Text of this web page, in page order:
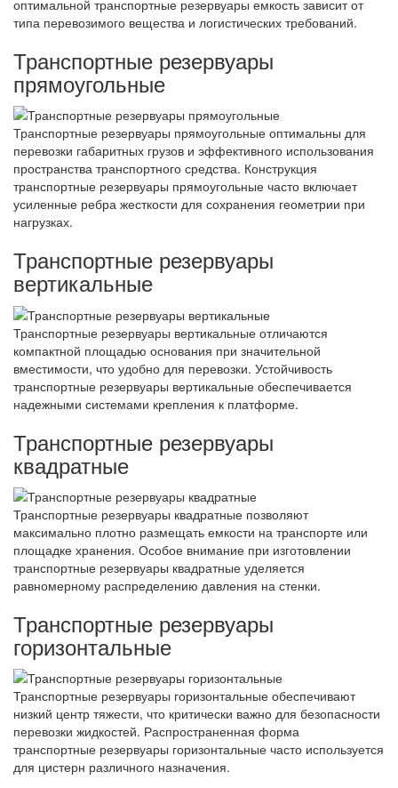
оптимальной транспортные резервуары емкость зависит от
типа перевозимого вещества и логистических требований.
Транспортные резервуары
прямоугольные
Транспортные резервуары прямоугольные оптимальны для
перевозки габаритных грузов и эффективного использования
пространства транспортного средства. Конструкция
транспортные резервуары прямоугольные часто включает
усиленные ребра жесткости для сохранения геометрии при
нагрузках.
Транспортные резервуары
вертикальные
Транспортные резервуары вертикальные отличаются
компактной площадью основания при значительной
вместимости, что удобно для перевозки. Устойчивость
транспортные резервуары вертикальные обеспечивается
надежными системами крепления к платформе.
Транспортные резервуары
квадратные
Транспортные резервуары квадратные позволяют
максимально плотно размещать емкости на транспорте или
площадке хранения. Особое внимание при изготовлении
транспортные резервуары квадратные уделяется
равномерному распределению давления на стенки.
Транспортные резервуары
горизонтальные
Транспортные резервуары горизонтальные обеспечивают
низкий центр тяжести, что критически важно для безопасности
перевозки жидкостей. Распространенная форма
транспортные резервуары горизонтальные часто используется
для цистерн различного назначения.